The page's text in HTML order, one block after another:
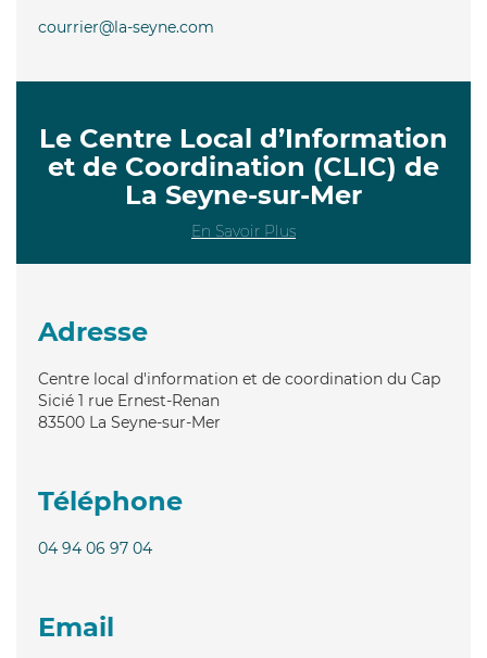
courrier@la-seyne.com
Le Centre Local d’Information
et de Coordination (CLIC) de
La Seyne-sur-Mer
En Savoir Plus
Adresse
Centre local d'information et de coordination du Cap
Sicié 1 rue Ernest-Renan
83500 La Seyne-sur-Mer
Téléphone
04 94 06 97 04
Email